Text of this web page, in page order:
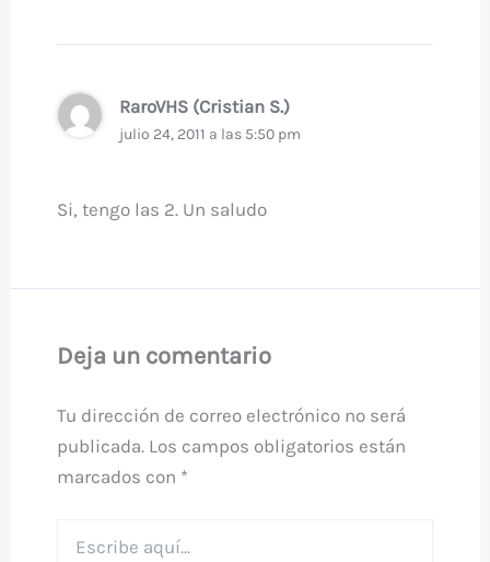
RaroVHS (Cristian S.)
julio 24, 2011 a las 5:50 pm
Si, tengo las 2. Un saludo
Deja un comentario
Tu dirección de correo electrónico no será
publicada. Los campos obligatorios están
marcados con *
aquí...